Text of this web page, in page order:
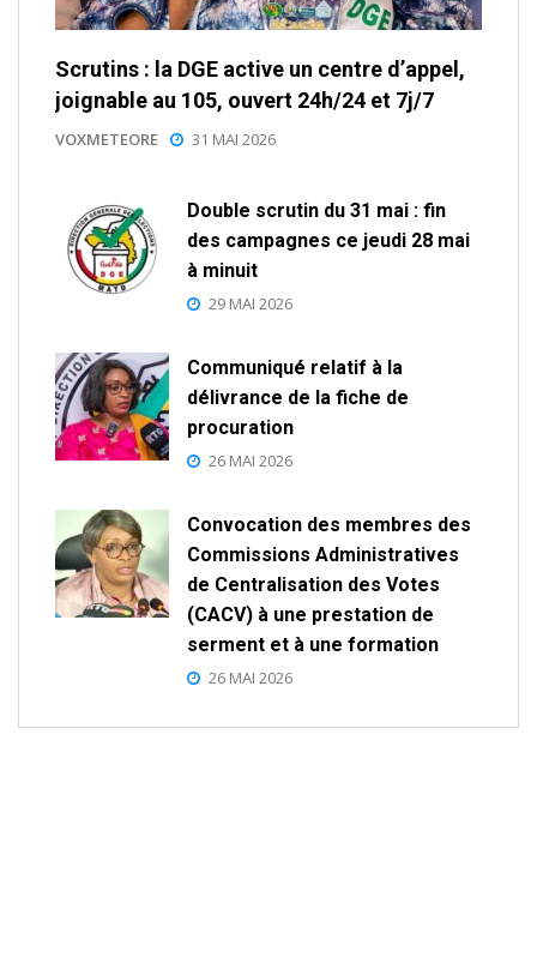
Scrutins : la DGE active un centre d’appel,
joignable au 105, ouvert 24h/24 et 7j/7
VOXMETEORE 31 MAI 2026
Double scrutin du 31 mai : fin
des campagnes ce jeudi 28 mai
à minuit
29 MAI 2026
Communiqué relatif à la
délivrance de la fiche de
procuration
26 MAI 2026
Convocation des membres des
Commissions Administratives
de Centralisation des Votes
(CACV) à une prestation de
serment et à une formation
26 MAI 2026